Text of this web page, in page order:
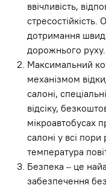
ввічливість,
стресостійкість.
дотримання
дорожнього руху.
Максимальний
механізмом
салоні,
відсіку,
мікроавтобусах
салоні у всі
температура
Безпека – це
забезпечення